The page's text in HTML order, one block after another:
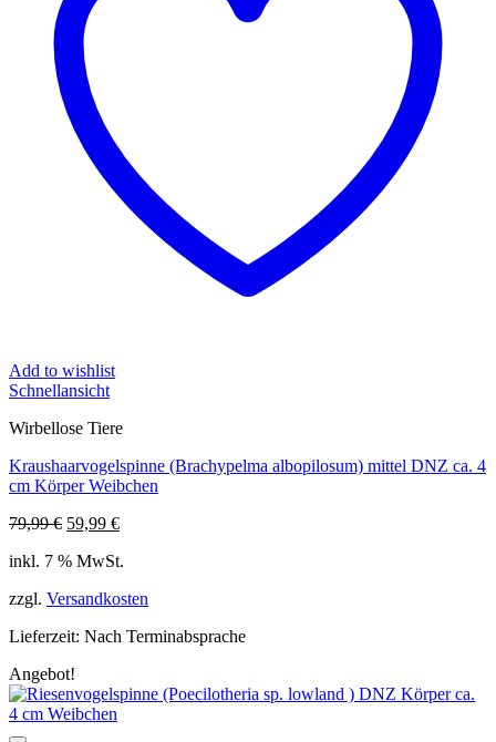
Add to wishlist
Schnellansicht
Wirbellose Tiere
Kraushaarvogelspinne (Brachypelma albopilosum) mittel DNZ ca. 4
cm Körper Weibchen
79,99€ Ursprünglicher
war:
59,99 €Aktueller
ist:
inkl. 7 % MwSt.
zzgl. Versandkosten
Lieferzeit: Nach Terminabsprache
Angebot!